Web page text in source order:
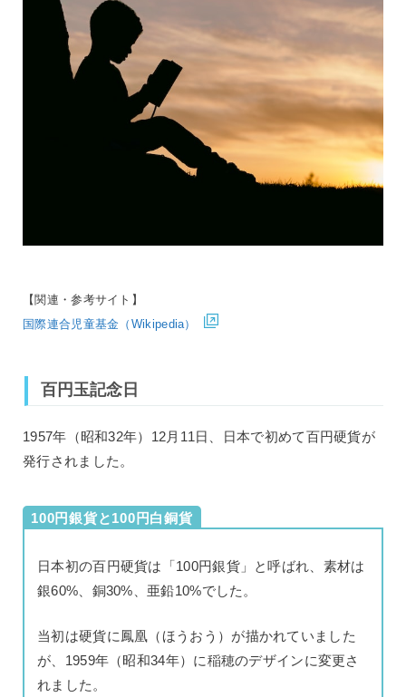
【関連・参考サイト】
国際連合児童基金（Wikipedia）
百円玉記念日
1957年（昭和32年）12月11日、日本で初めて百円硬貨が
発行されました。
100円銀貨と100円白銅貨
日本初の百円硬貨は「100円銀貨」と呼ばれ、素材は
銀60%、銅30%、亜鉛10%でした。
当初は硬貨に鳳凰（ほうおう）が描かれていました
が、1959年（昭和34年）に稲穂のデザインに変更さ
れました。